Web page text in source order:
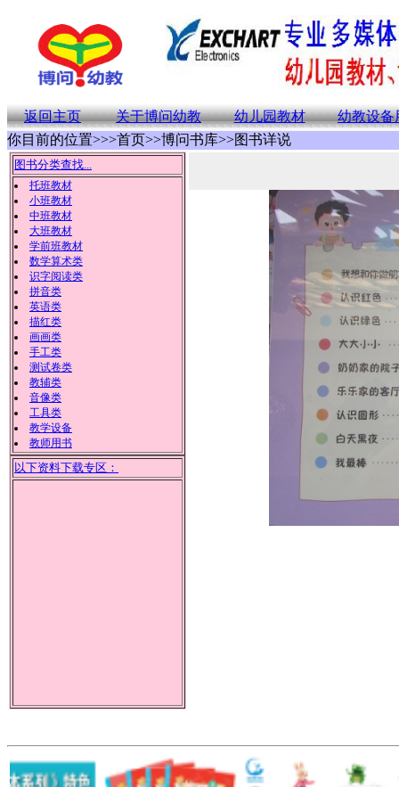
返回主页 关于博问幼教 幼儿园教材
幼教设备
你目前的位置>>>首页>>博问书库>>图书详说
图书分类查找...
托班教材
小班教材
中班教材
大班教材
学前班教材
数学算术类
识字阅读类
拼音类
英语类
描红类
画画类
手工类
测试卷类
教辅类
音像类
工具类
教学设备
教师用书
以下资料下载专区：